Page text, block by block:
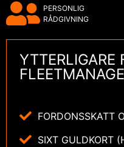
PERSONLIG
RÅDGIVNING
YTTERLIGARE
FORDONSSKATT
SIXT GULDKORT